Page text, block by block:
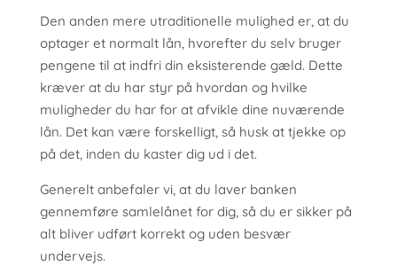
Den anden mere utraditionelle mulighed er, at du
optager et normalt lån, hvorefter du selv bruger
pengene til at indfri din eksisterende gæld. Dette
kræver at du har styr på hvordan og hvilke
muligheder du har for at afvikle dine nuværende
lån. Det kan være forskelligt, så husk at tjekke op
på det, inden du kaster dig ud i det.
Generelt anbefaler vi, at du laver banken
gennemføre samlelånet for dig, så du er sikker på
alt bliver udført korrekt og uden besvær
undervejs.